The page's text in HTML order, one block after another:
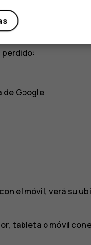
bloquearlo
Google. La
asociados a
perdido:
de Google
el móvil, verá su
tableta o móvil